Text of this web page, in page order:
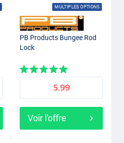
MULTIPLES OPTIONS
PB Products Bungee Rod
Lock
5.99
Voir l'offre